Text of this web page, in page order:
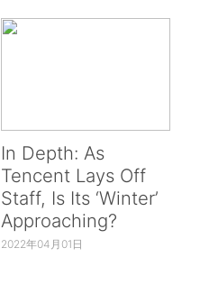
In Depth: As
Tencent Lays Off
Staff, Is Its ‘Winter’
Approaching?
2022年04月01日